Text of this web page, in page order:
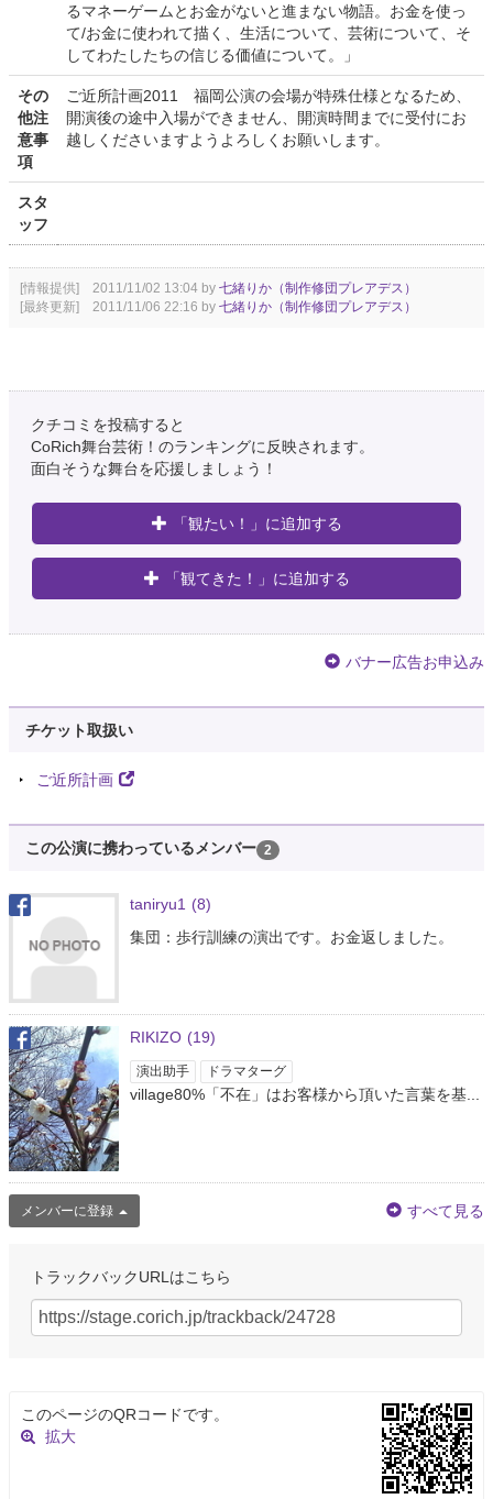
るマネーゲームとお金がないと進まない物語。お金を使っ
て/お金に使われて描く、生活について、芸術について、そ
してわたしたちの信じる価値について。」
その
他注
意事
項
ご近所計画2011 福岡公演の会場が特殊仕様となるため、
開演後の途中入場ができません、開演時間までに受付にお
越しくださいますようよろしくお願いします。
スタ
ッフ
[情報提供] 2011/11/02 13:04 by 七緒りか（制作修団プレアデス）
[最終更新] 2011/11/06 22:16 by 七緒りか（制作修団プレアデス）
クチコミを投稿すると
CoRich舞台芸術！のランキングに反映されます。
面白そうな舞台を応援しましょう！
「観たい！」に追加する
「観てきた！」に追加する
バナー広告お申込み
チケット取扱い
ご近所計画
この公演に携わっているメンバー 2
taniryu1 (8)
集団：歩行訓練の演出です。お金返しました。
RIKIZO (19)
演出助手 ドラマターグ
village80%「不在」はお客様から頂いた言葉を基...
メンバーに登録 すべて見る
トラックバックURLはこちら
このページのQRコードです。
拡大